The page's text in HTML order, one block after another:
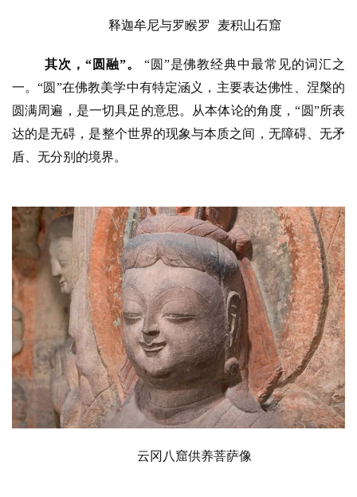
释迦牟尼与罗睺罗 麦积山石窟
其次， “圆融”。
“圆”是佛教经典中最常见的词汇之
一。“圆”在佛教美学中有特定涵义，主要表达佛性、涅槃的
圆满周遍，是一切具足的意思。从本体论的角度，“圆”所表
达的是无碍，是整个世界的现象与本质之间，无障碍、无矛
盾、无分别的境界。
云冈八窟供养菩萨像